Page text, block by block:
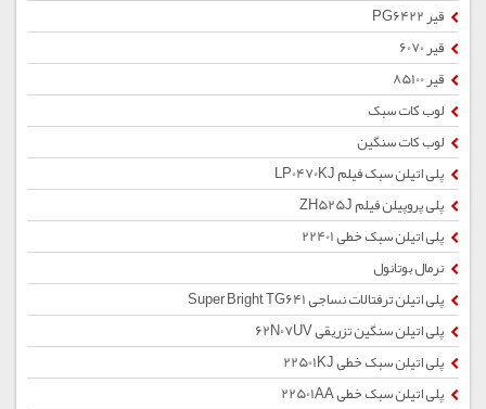
قیر PG6422
قیر 6070
قیر 85100
لوب کات سبک
لوب کات سنگین
پلی اتیلن سبک فیلم LP0470KJ
پلی پروپیلن فیلم ZH525J
پلی اتیلن سبک خطی 22401
نرمال بوتانول
پلی اتیلن ترفتالات نساجی Super Bright TG641
پلی اتیلن سنگین تزریقی 62N07UV
پلی اتیلن سبک خطی 22501KJ
پلی اتیلن سبک خطی 22501AA